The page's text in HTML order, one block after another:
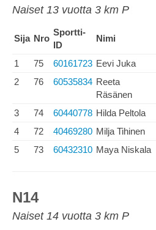
Naiset 13 vuotta 3 km P
Sija Nro
Sportti-
ID
Nimi
1 75 60161723 Eevi Juka
2
76 60535834 Reeta
Räsänen
3 74 60440778 Hilda Peltola
4
72 40469280 Milja Tihinen
5
73 60432310 Maya Niskala
N14
Naiset 14 vuotta 3 km P